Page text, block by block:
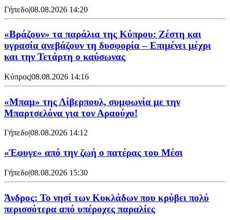
Γήπεδο|08.08.2026 14:20
«Βράζουν» τα παράλια της Κύπρου: Ζέστη και
υγρασία ανεβάζουν τη δυσφορία – Επιμένει μέχρι
και την Τετάρτη ο καύσωνας
Κύπρος|08.08.2026 14:16
«Μπαμ» της Λίβερπουλ, συμφωνία με την
Μπαρτσελόνα για τον Αραούχο!
Γήπεδο|08.08.2026 14:12
«Έφυγε» από την ζωή ο πατέρας του Μέσι
Γήπεδο|08.08.2026 15:30
Άνδρος: Το νησί των Κυκλάδων που κρύβει πολύ
περισσότερα από υπέροχες παραλίες